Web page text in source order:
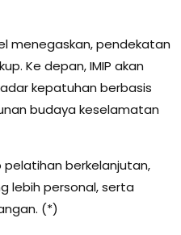
menegaskan, pendekatan
Ke depan, IMIP akan
kepatuhan berbasis
budaya keselamatan
berkelanjutan,
lebih personal, serta
(*)